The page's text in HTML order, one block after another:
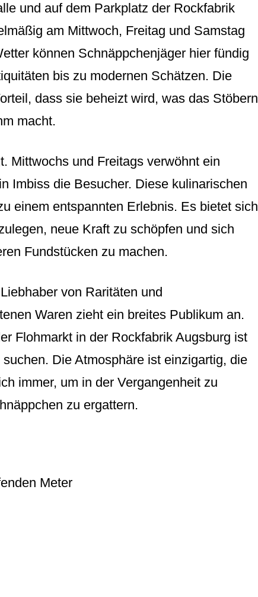
und auf dem Parkplatz der Rockfabrik
am Mittwoch, Freitag und Samstag
können Schnäppchenjäger hier fündig
bis zu modernen Schätzen. Die
dass sie beheizt wird, was das Stöbern
macht.
Mittwochs und Freitags verwöhnt ein
Imbiss die Besucher. Diese kulinarischen
einem entspannten Erlebnis. Es bietet sich
neue Kraft zu schöpfen und sich
Fundstücken zu machen.
von Raritäten und
Waren zieht ein breites Publikum an.
Flohmarkt in der Rockfabrik Augsburg ist
Die Atmosphäre ist einzigartig, die
immer, um in der Vergangenheit zu
zu ergattern.
Meter